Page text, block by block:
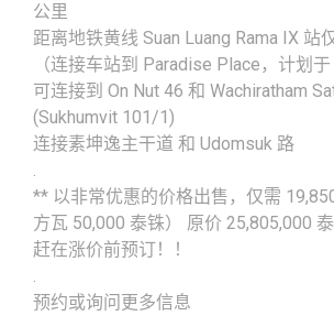
公里
距离地铁黄线 Suan Luang Rama IX 站
（连接车站到 Paradise Place，计划于
可连接到 On Nut 46 和 Wachiratham
(Sukhumvit 101/1)
连接素坤逸主干道 和 Udomsuk 路
.
** 以非常优惠的价格出售，仅需
方瓦 50,000 泰铢） 原价 25,805,000
赶在涨价前预订！！
.
预约或询问更多信息